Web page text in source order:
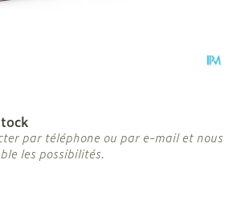
par téléphone ou par e-mail et nous
les possibilités.